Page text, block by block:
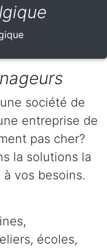
société de
entreprise de
pas cher?
la solutions la
vos besoins.
écoles,